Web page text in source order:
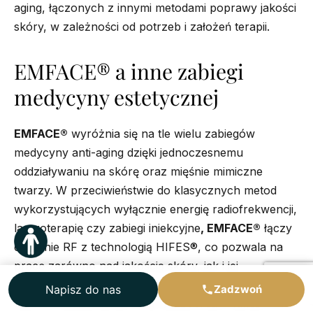
aging, łączonych z innymi metodami poprawy jakości
skóry, w zależności od potrzeb i założeń terapii.
EMFACE® a inne zabiegi
medycyny estetycznej
EMFACE® wyróżnia się na tle wielu zabiegów
medycyny anti-aging dzięki jednoczesnemu
oddziaływaniu na skórę oraz mięśnie mimiczne
twarzy. W przeciwieństwie do klasycznych metod
wykorzystujących wyłącznie energię radiofrekwencji,
laseroterapię czy zabiegi iniekcyjne, EMFACE® łączy
działanie RF z technologią HIFES®, co pozwala na
pracę zarówno nad jakością skóry, jak i jej
wewnętrznym systemem powięziowym. Dzięki temu
stanowi uzupełnienie, a nie bezpośredni zamiennik
Napisz do nas Zadzwoń